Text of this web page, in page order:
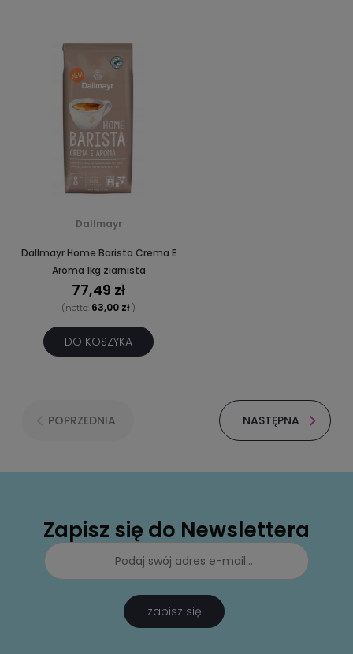
Dallmayr
Dallmayr Home Barista Crema E
Aroma 1kg ziarnista
77,49 zł
(netto: 63,00 zł)
DO KOSZYKA
POPRZEDNIA NASTĘPNA
Zapisz się do Newslettera
zapisz się